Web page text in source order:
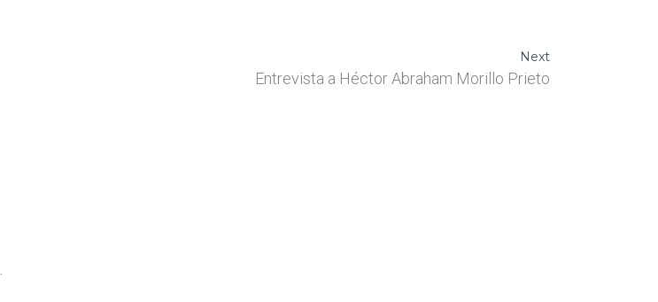
Next
Entrevista a Héctor Abraham Morillo Prieto